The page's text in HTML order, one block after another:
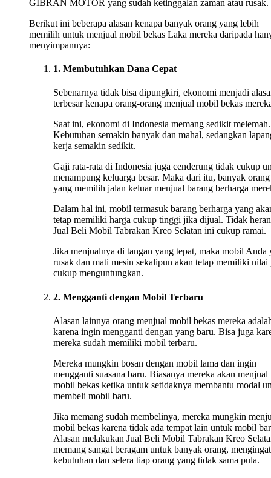
GIBRAN MOTOR yang sudah ketinggalan zaman atau rusak.
Berikut ini beberapa alasan kenapa banyak orang yang lebih
memilih untuk menjual mobil bekas Laka mereka daripada
menyimpannya:
1. Membutuhkan Dana Cepat
Sebenarnya tidak bisa dipungkiri, ekonomi menjadi
terbesar kenapa orang-orang menjual mobil bekas
Saat ini, ekonomi di Indonesia memang sedikit melemah.
Kebutuhan semakin banyak dan mahal, sedangkan
kerja semakin sedikit.
Gaji rata-rata di Indonesia juga cenderung tidak cukup
menampung keluarga besar. Maka dari itu, banyak orang
yang memilih jalan keluar menjual barang berharga
Dalam hal ini, mobil termasuk barang berharga yang
tetap memiliki harga cukup tinggi jika dijual. Tidak
Jual Beli Mobil Tabrakan Kreo Selatan ini cukup ramai.
Jika menjualnya di tangan yang tepat, maka mobil Anda
rusak dan mati mesin sekalipun akan tetap memiliki nilai
cukup menguntungkan.
2. Mengganti dengan Mobil Terbaru
Alasan lainnya orang menjual mobil bekas mereka
karena ingin mengganti dengan yang baru. Bisa juga
mereka sudah memiliki mobil terbaru.
Mereka mungkin bosan dengan mobil lama dan ingin
mengganti suasana baru. Biasanya mereka akan menjual
mobil bekas ketika untuk setidaknya membantu modal
membeli mobil baru.
Jika memang sudah membelinya, mereka mungkin
mobil bekas karena tidak ada tempat lain untuk mobil
Alasan melakukan Jual Beli Mobil Tabrakan Kreo
memang sangat beragam untuk banyak orang, mengingat
kebutuhan dan selera tiap orang yang tidak sama pula.